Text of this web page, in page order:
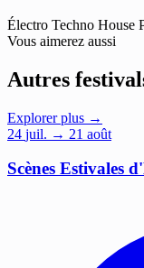
Électro Techno House
Vous aimerez aussi
Autres
Explorer plus →
24 juil. → 21 août
Scènes Estivales